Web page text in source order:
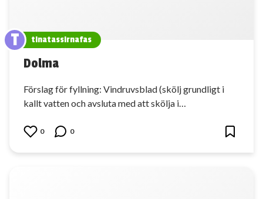
T tinatassirnafas
Dolma
Förslag för fyllning: Vindruvsblad (skölj grundligt i
kallt vatten och avsluta med att skölja i…
0 0